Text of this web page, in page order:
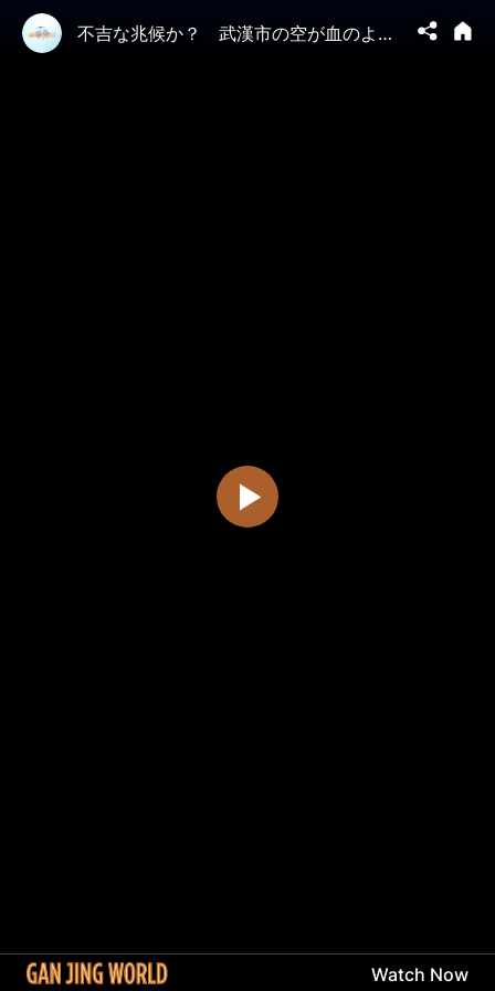
不吉な兆候か？ 武漢市の空が血のような赤色に変わった
Watch Now